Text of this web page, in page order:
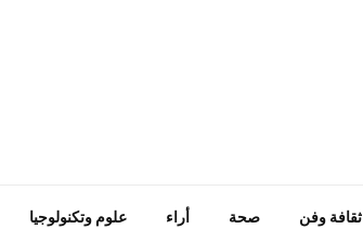
ثقافة وفن صحة أراء علوم وتكنولوجيا